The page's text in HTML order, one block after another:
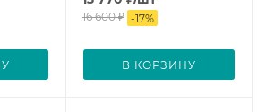
16 600₽ -17%
В КОРЗИНУ